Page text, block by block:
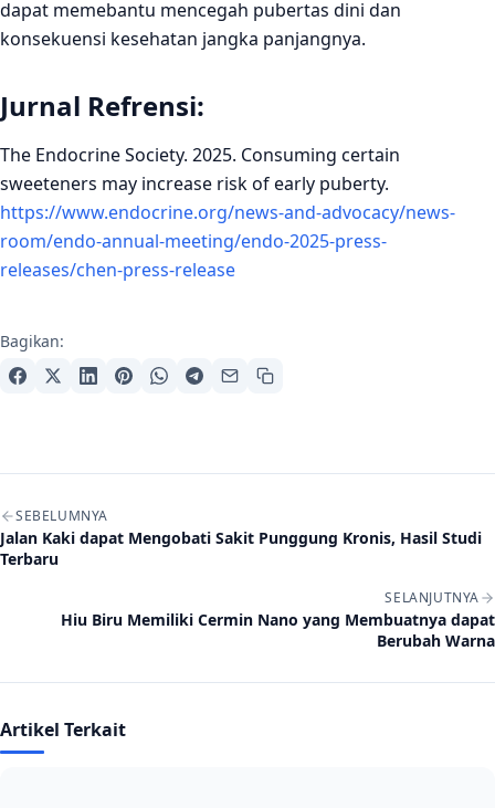
dapat memebantu mencegah pubertas dini dan
konsekuensi kesehatan jangka panjangnya.
Jurnal Refrensi:
The Endocrine Society. 2025. Consuming certain
sweeteners may increase risk of early puberty.
https://www.endocrine.org/news-and-advocacy/news-
room/endo-annual-meeting/endo-2025-press-
releases/chen-press-release
Bagikan:
Navigasi artikel
SEBELUMNYA
Jalan Kaki dapat Mengobati Sakit Punggung Kronis, Hasil Studi
Terbaru
SELANJUTNYA
Hiu Biru Memiliki Cermin Nano yang Membuatnya dapat
Berubah Warna
Artikel Terkait